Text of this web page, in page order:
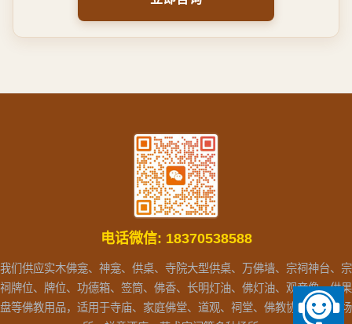
电话微信: 18370538588
我们供应实木佛龛、神龛、供桌、寺院大型供桌、万佛墙、宗祠神台、宗
祠牌位、牌位、功德箱、签筒、佛香、长明灯油、佛灯油、观音像、供果
盘等佛教用品，适用于寺庙、家庭佛堂、道观、祠堂、佛教协会、文化场